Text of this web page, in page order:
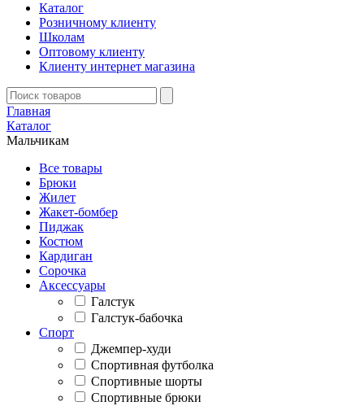
Каталог
Розничному клиенту
Школам
Оптовому клиенту
Клиенту интернет магазина
Главная
Каталог
Мальчикам
Все товары
Брюки
Жилет
Жакет-бомбер
Пиджак
Костюм
Кардиган
Сорочка
Аксессуары
Галстук
Галстук-бабочка
Спорт
Джемпер-худи
Спортивная футболка
Спортивные шорты
Спортивные брюки